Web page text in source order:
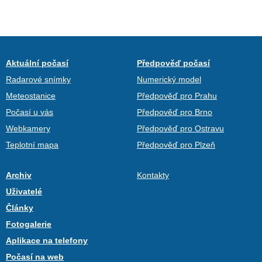
Aktuální počasí
Radarové snímky
Meteostanice
Počasí u vás
Webkamery
Teplotní mapa
Předpověď počasí
Numerický model
Předpověď pro Prahu
Předpověď pro Brno
Předpověď pro Ostravu
Předpověď pro Plzeň
Archiv
Uživatelé
Články
Fotogalerie
Aplikace na telefony
Počasí na web
Kontakty